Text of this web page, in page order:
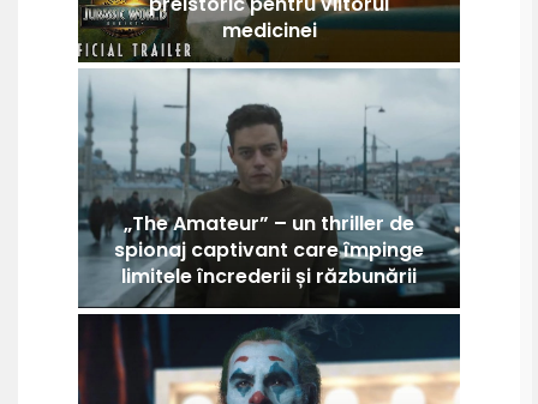
medicinei
„The Amateur” – un thriller de
spionaj captivant care împinge
limitele încrederii și răzbunării